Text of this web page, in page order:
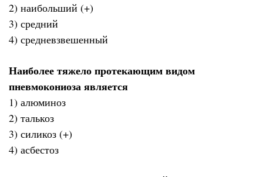
2) наибольший (+)
3) средний
4) средневзвешенный
Наиболее тяжело протекающим видом
пневмокониоза является
1) алюминоз
2) талькоз
3) силикоз (+)
4) асбестоз